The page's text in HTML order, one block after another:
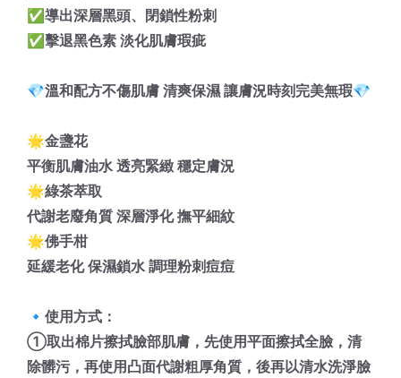
✅導出深層黑頭、閉鎖性粉刺
✅擊退黑色素 淡化肌膚瑕疵
💎溫和配方不傷肌膚 清爽保濕 讓膚況時刻完美無瑕💎
🌟金盞花
平衡肌膚油水 透亮緊緻 穩定膚況
🌟綠茶萃取
代謝老廢角質 深層淨化 撫平細紋
🌟佛手柑
延緩老化 保濕鎖水 調理粉刺痘痘
🔹使用方式：
①取出棉片擦拭臉部肌膚，先使用平面擦拭全臉，清
除髒污，再使用凸面代謝粗厚角質，後再以清水洗淨臉